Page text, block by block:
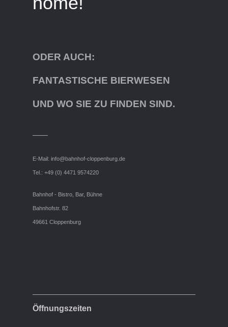
ODER AUCH:
FANTASTISCHE BIERWESEN
UND WO SIE ZU FINDEN SIND.
E-Mail: info@bahnhof-cloppenburg.de
Tel.: +49 (0) 4471 9574220
Bahnhof - Bistro, Bar, Bühne
Bahnhofstr. 82
49661 Cloppenburg
Öffnungszeiten